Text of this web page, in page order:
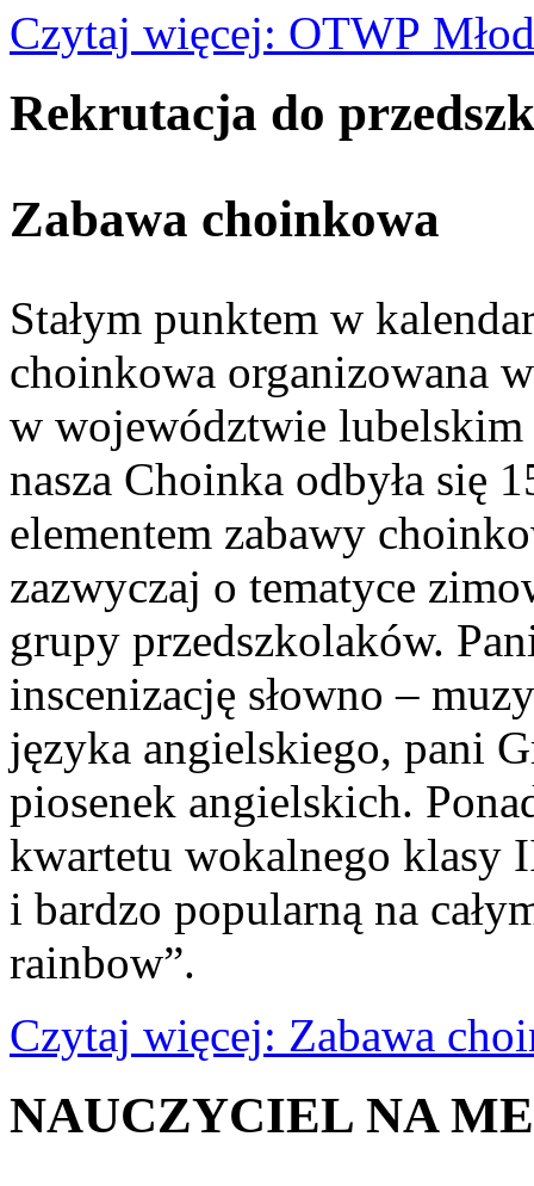
Czytaj więcej: OTWP
Rekrutacja do
Zabawa choinkowa
Stałym punktem w
choinkowa organizowana
w województwie
nasza Choinka odbyła się
elementem zabawy
zazwyczaj o tematyce
grupy przedszkolaków.
inscenizację słowno –
języka angielskiego, pani
piosenek angielskich.
kwartetu wokalnego klasy
i bardzo popularną na
rainbow”.
Czytaj więcej: Zabawa
NAUCZYCIEL NA